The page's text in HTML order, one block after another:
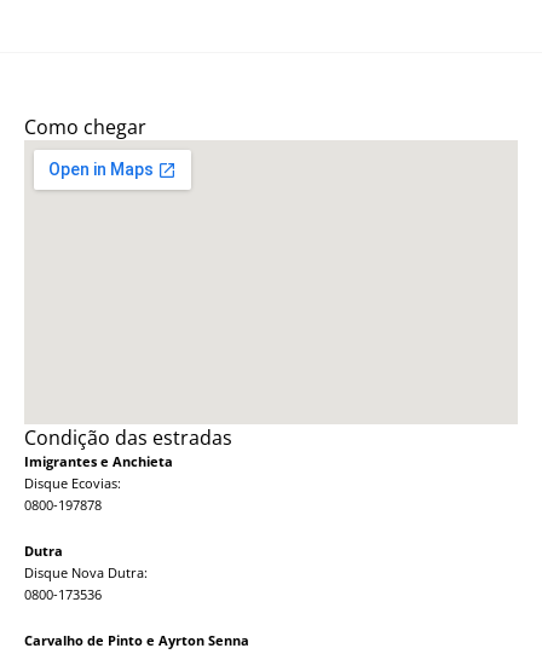
Como chegar
Condição das estradas
Imigrantes e Anchieta
Disque Ecovias:
0800-197878
Dutra
Disque Nova Dutra:
0800-173536
Carvalho de Pinto e Ayrton Senna